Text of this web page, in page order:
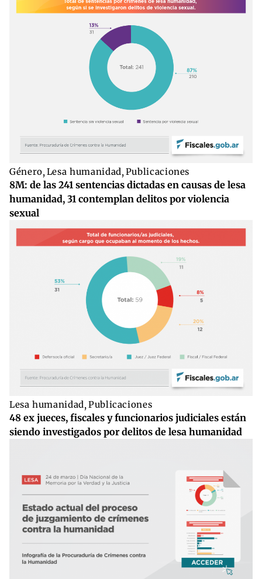
Género, Lesa humanidad, Publicaciones
8M: de las 241 sentencias dictadas en causas de lesa
humanidad, 31 contemplan delitos por violencia
sexual
Lesa humanidad, Publicaciones
48 ex jueces, fiscales y funcionarios judiciales están
siendo investigados por delitos de lesa humanidad